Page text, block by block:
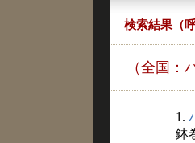
検索結果（
（全国：
1.
鉢